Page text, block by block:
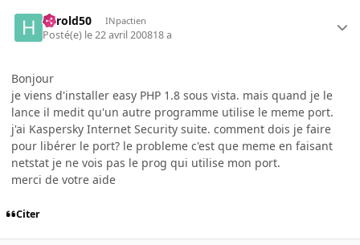
harold50 INpactien
Posté(e) le 22 avril 200818 a
Bonjour
je viens d'installer easy PHP 1.8 sous vista. mais quand je le
lance il medit qu'un autre programme utilise le meme port.
j'ai Kaspersky Internet Security suite. comment dois je faire
pour libérer le port? le probleme c'est que meme en faisant
netstat je ne vois pas le prog qui utilise mon port.
merci de votre aide
Citer